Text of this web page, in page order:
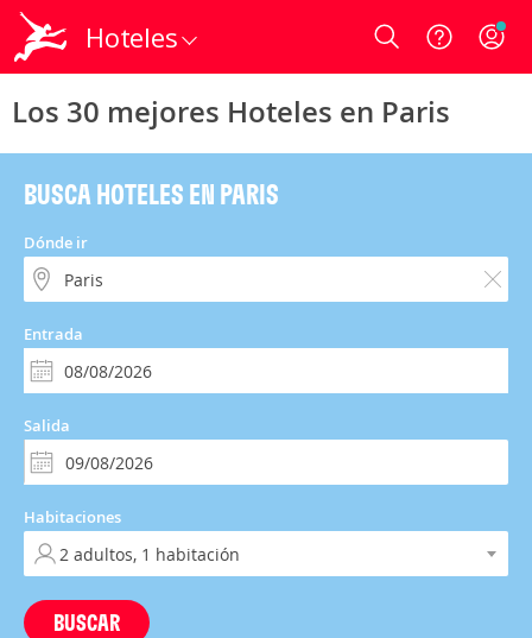
Hoteles Login
Los 30 mejores Hoteles en Paris
BUSCA HOTELES EN PARIS
Dónde ir
Entrada
Salida
Habitaciones
BUSCAR